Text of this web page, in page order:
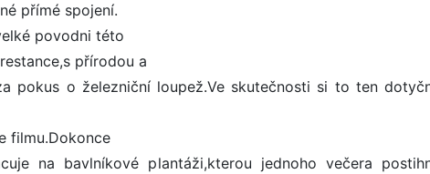
přímé spojení.
povodni této
přírodou a
pokus o železniční loupež.Ve skutečnosti si to ten
filmu.Dokonce
na bavlníkové plantáži,kterou jednoho večera